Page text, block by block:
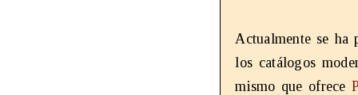
Actualmente se ha
los catálogos
mismo que ofrece